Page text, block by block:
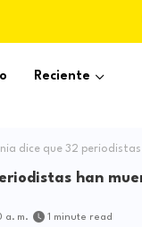
Reciente
dice que 32
han
m.
1 minute read